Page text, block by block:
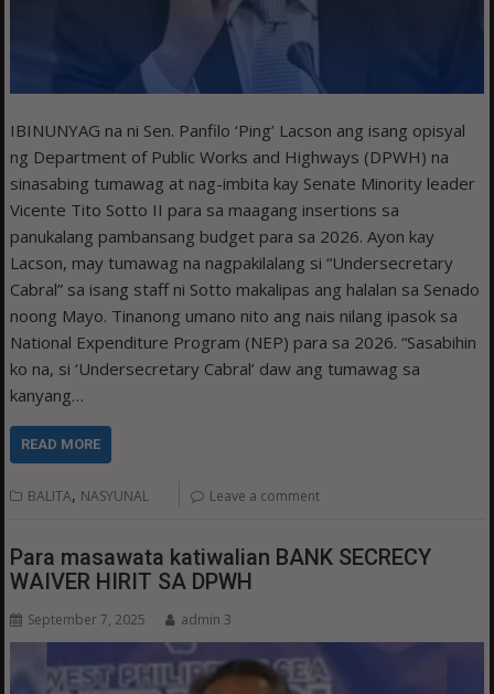
IBINUNYAG na ni Sen. Panfilo ‘Ping’ Lacson ang isang opisyal
ng Department of Public Works and Highways (DPWH) na
sinasabing tumawag at nag-imbita kay Senate Minority leader
Vicente Tito Sotto II para sa maagang insertions sa
panukalang pambansang budget para sa 2026. Ayon kay
Lacson, may tumawag na nagpakilalang si “Undersecretary
Cabral” sa isang staff ni Sotto makalipas ang halalan sa Senado
noong Mayo. Tinanong umano nito ang nais nilang ipasok sa
National Expenditure Program (NEP) para sa 2026. “Sasabihin
ko na, si ‘Undersecretary Cabral’ daw ang tumawag sa
kanyang…
READ MORE
BALITA, NASYUNAL Leave a comment
Para masawata katiwalian BANK SECRECY
WAIVER HIRIT SA DPWH
September 7, 2025 admin 3